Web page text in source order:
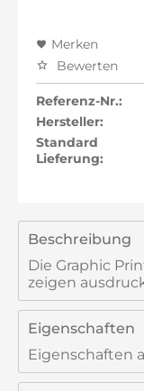
Merken
Bewerten
Referenz-Nr.:
Hersteller:
Standard
Lieferung:
Beschreibung
Die Graphic
zeigen
Eigenschaften
Eigenschaften